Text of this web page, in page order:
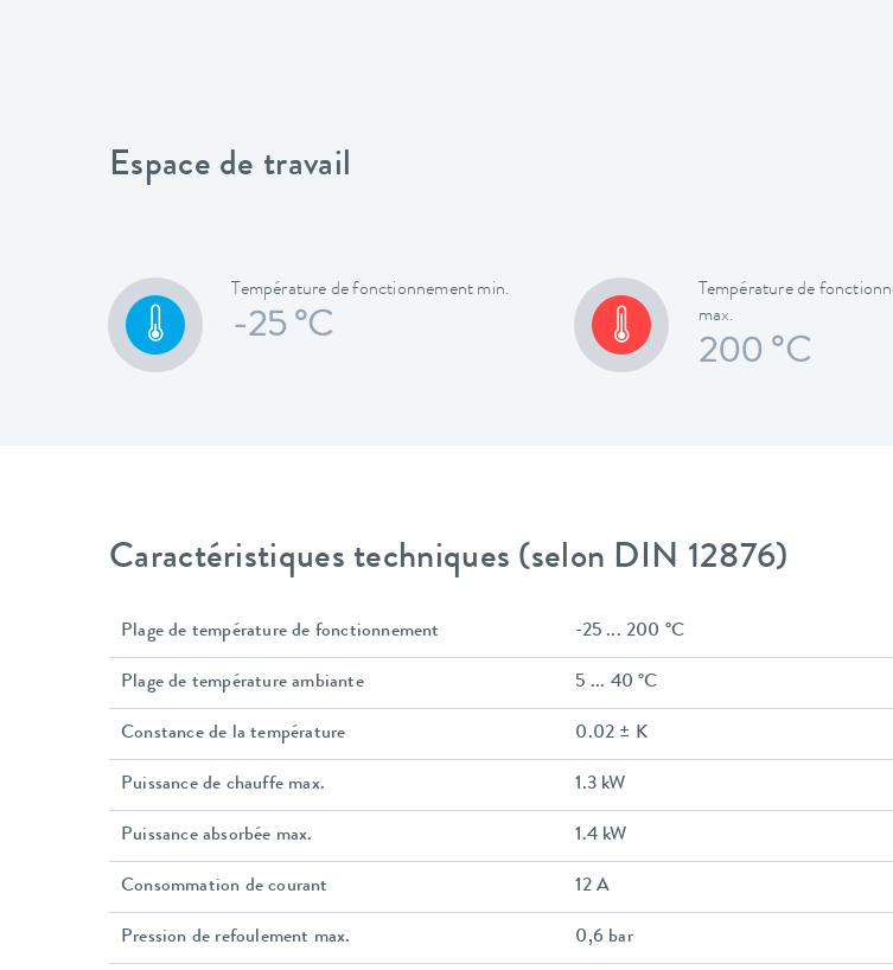
Espace de travail
Température de fonctionnement min.
-25 °C
Température de
max.
200 °C
Caractéristiques techniques (selon DIN 12876)
Plage de température de fonctionnement -25 ... 200 °C
Plage de température ambiante 5 ... 40 °C
Constance de la température 0.02 ± K
Puissance de chauffe max. 1.3 kW
Puissance absorbée max. 1.4 kW
Consommation de courant 12 A
Pression de refoulement max. 0,6 bar